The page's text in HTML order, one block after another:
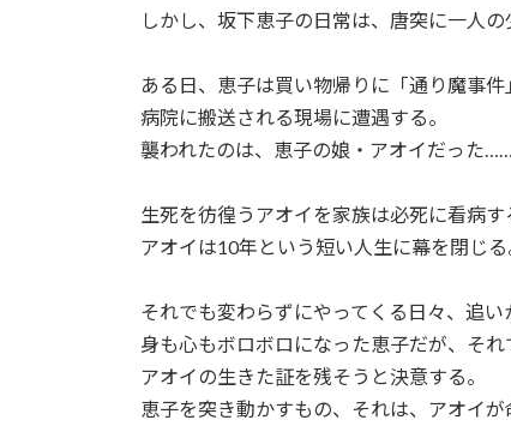
しかし、坂下恵子の日常は、唐突に一人の
ある日、恵子は買い物帰りに「通り魔事
病院に搬送される現場に遭遇する。
襲われたのは、恵子の娘・アオイだった……
生死を彷徨うアオイを家族は必死に看病す
アオイは10年という短い人生に幕を閉じる
それでも変わらずにやってくる日々、追い
身も心もボロボロになった恵子だが、それ
アオイの生きた証を残そうと決意する。
恵子を突き動かすもの、それは、アオイが